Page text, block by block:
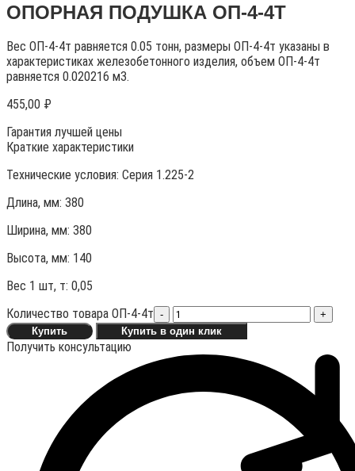
ОПОРНАЯ ПОДУШКА ОП-4-4Т
Вес ОП-4-4т равняется 0.05 тонн, размеры ОП-4-4т указаны в
характеристиках железобетонного изделия, объем ОП-4-4т
равняется 0.020216 м3.
455,00 ₽
Гарантия лучшей цены
Краткие характеристики
Технические условия: Серия 1.225-2
Длина, мм: 380
Ширина, мм: 380
Высота, мм: 140
Вес 1 шт, т: 0,05
Количество товара ОП-4-4т -
+
Купить
Купить в один клик
Получить консультацию